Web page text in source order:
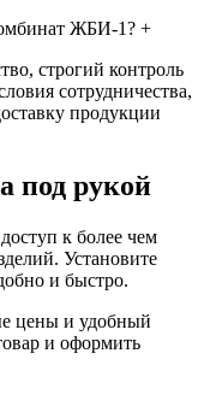
ЖБИ-1? +
строгий контроль
сотрудничества,
продукции
под рукой
к более чем
Установите
и быстро.
цены и удобный
и оформить